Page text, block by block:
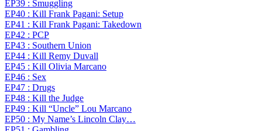
EP39 : Smuggling
EP40 : Kill Frank Pagani: Setup
EP41 : Kill Frank Pagani: Takedown
EP42 : PCP
EP43 : Southern Union
EP44 : Kill Remy Duvall
EP45 : Kill Olivia Marcano
EP46 : Sex
EP47 : Drugs
EP48 : Kill the Judge
EP49 : Kill “Uncle” Lou Marcano
EP50 : My Name’s Lincoln Clay…